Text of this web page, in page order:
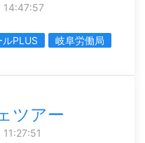
ルPLUS
岐阜労働局
ツアー